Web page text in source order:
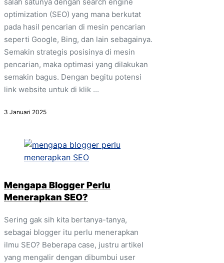
optimization (SEO) yang mana berkutat
pada hasil pencarian di mesin pencarian
seperti Google, Bing, dan lain sebagainya.
Semakin strategis posisinya di mesin
pencarian, maka optimasi yang dilakukan
semakin bagus. Dengan begitu potensi
link website untuk di klik ...
3 Januari 2025
Mengapa Blogger Perlu
Menerapkan SEO?
Sering gak sih kita bertanya-tanya,
sebagai blogger itu perlu menerapkan
ilmu SEO? Beberapa case, justru artikel
yang mengalir dengan dibumbui user